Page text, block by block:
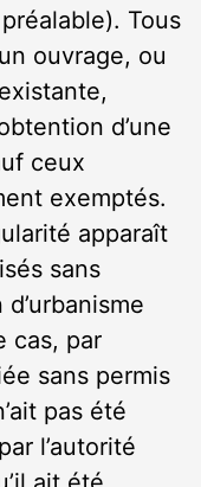
Tous
ouvrage, ou
d’une
ceux
exemptés.
apparaît
sans
cas, par
sans permis
pas été
l’autorité